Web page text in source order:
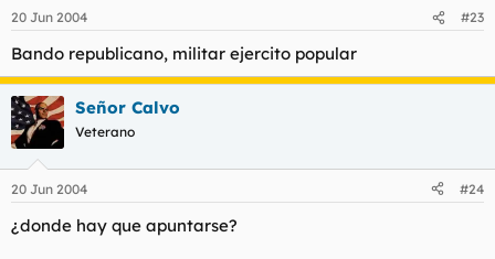
20 Jun 2004 #23
Bando republicano, militar ejercito popular
Señor Calvo
Veterano
20 Jun 2004 #24
¿donde hay que apuntarse?